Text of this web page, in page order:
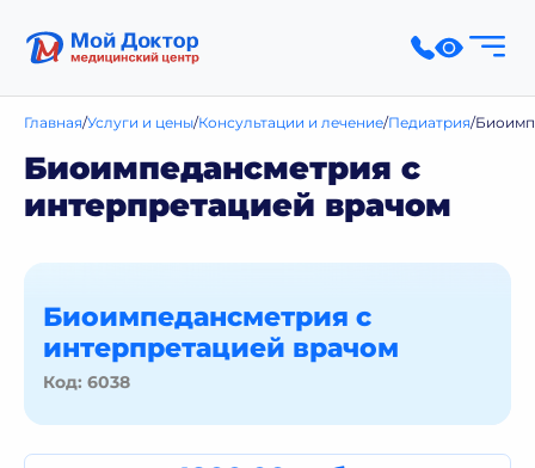
Главная Услуги и цены Консультации и лечение Педиатрия
Биоимпедансметрия с
интерпретацией врачом
Биоимпедансметрия с
интерпретацией врачом
Код: 6038